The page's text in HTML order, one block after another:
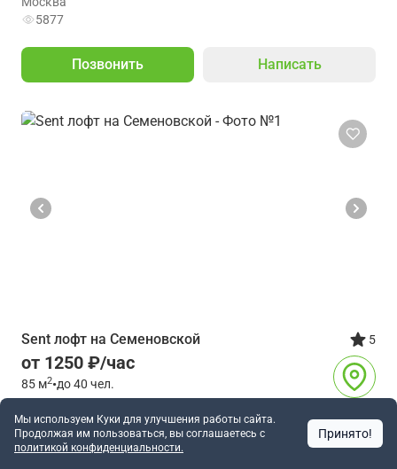
5877
Позвонить Написать
Sent лофт на Семеновской
от 1250 ₽/час
85 м2•до 40 чел.
5
Семёновская
7 мин
Москва
5741
Мы используем Куки для улучшения работы сайта.
Продолжая им пользоваться, вы соглашаетесь c
политикой конфиденциальности.
Принято!